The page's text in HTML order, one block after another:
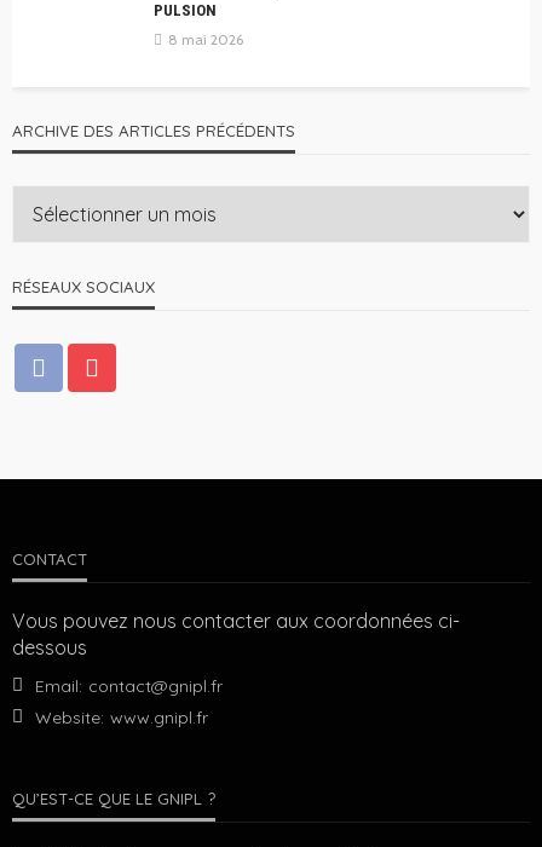
PULSION
8 mai 2026
ARCHIVE DES ARTICLES PRÉCÉDENTS
RÉSEAUX SOCIAUX
CONTACT
Vous pouvez nous contacter aux coordonnées ci-
dessous
Email: contact@gnipl.fr
Website: www.gnipl.fr
QU’EST-CE QUE LE GNIPL ?